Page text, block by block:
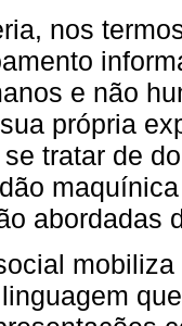
nos
e não
própria
tratar de
abordadas